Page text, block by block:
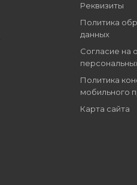
Реквизиты
Политика
данных
Согласие на
Политика
мобильного
Карта сайта